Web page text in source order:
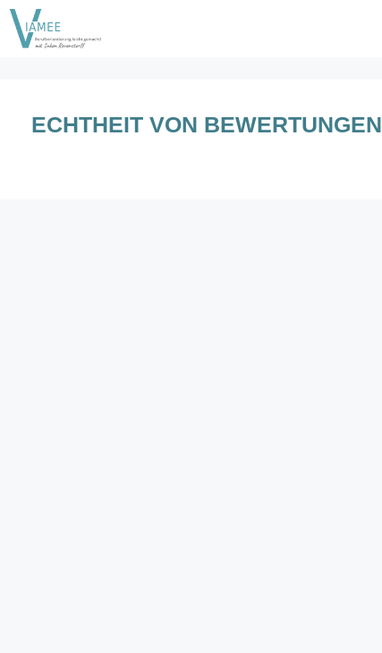
Zum
Inhalt
ECHTHEIT VON BEWERTUNGEN